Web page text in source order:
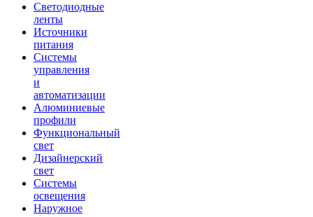
Светодиодные
ленты
Источники
питания
Системы
управления
и
автоматизации
Алюминиевые
профили
Функциональный
свет
Дизайнерский
свет
Системы
освещения
Наружное